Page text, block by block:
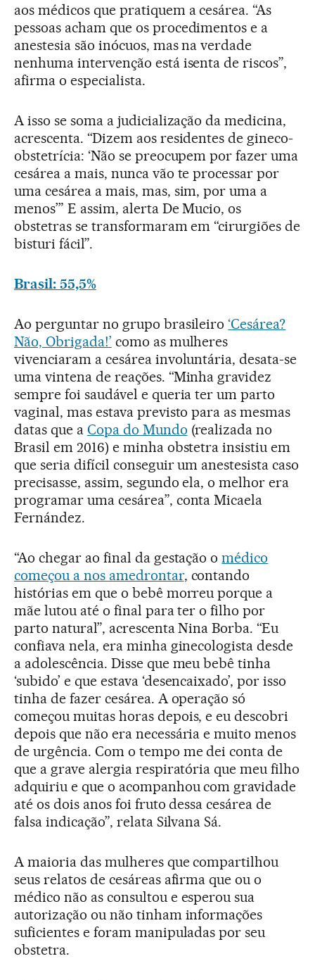
aos médicos que pratiquem a cesárea. “As
pessoas acham que os procedimentos e a
anestesia são inócuos, mas na verdade
nenhuma intervenção está isenta de riscos”,
afirma o especialista.
A isso se soma a judicialização da medicina,
acrescenta. “Dizem aos residentes de gineco-
obstetrícia: ‘Não se preocupem por fazer uma
cesárea a mais, nunca vão te processar por
uma cesárea a mais, mas, sim, por uma a
menos’” E assim, alerta De Mucio, os
obstetras se transformaram em “cirurgiões de
bisturi fácil”.
Brasil: 55,5%
Ao perguntar no grupo brasileiro‘Cesárea?
Não, Obrigada!’ como as mulheres
vivenciaram a cesárea involuntária, desata-se
uma vintena de reações. “Minha gravidez
sempre foi saudável e queria ter um parto
vaginal, mas estava previsto para as mesmas
datas que a Copa do Mundo (realizada no
Brasil em 2016) e minha obstetra insistiu em
que seria difícil conseguir um anestesista caso
precisasse, assim, segundo ela, o melhor era
programar uma cesárea”, conta Micaela
Fernández.
“Ao chegar ao final da gestação omédico
começou a nos amedrontar, contando
histórias em que o bebê morreu porque a
mãe lutou até o final para ter o filho por
parto natural”, acrescenta Nina Borba. “Eu
confiava nela, era minha ginecologista desde
a adolescência. Disse que meu bebê tinha
‘subido’ e que estava ‘desencaixado’, por isso
tinha de fazer cesárea. A operação só
começou muitas horas depois, e eu descobri
depois que não era necessária e muito menos
de urgência. Com o tempo me dei conta de
que a grave alergia respiratória que meu filho
adquiriu e que o acompanhou com gravidade
até os dois anos foi fruto dessa cesárea de
falsa indicação”, relata Silvana Sá.
A maioria das mulheres que compartilhou
seus relatos de cesáreas afirma que ou o
médico não as consultou e esperou sua
autorização ou não tinham informações
suficientes e foram manipuladas por seu
obstetra.